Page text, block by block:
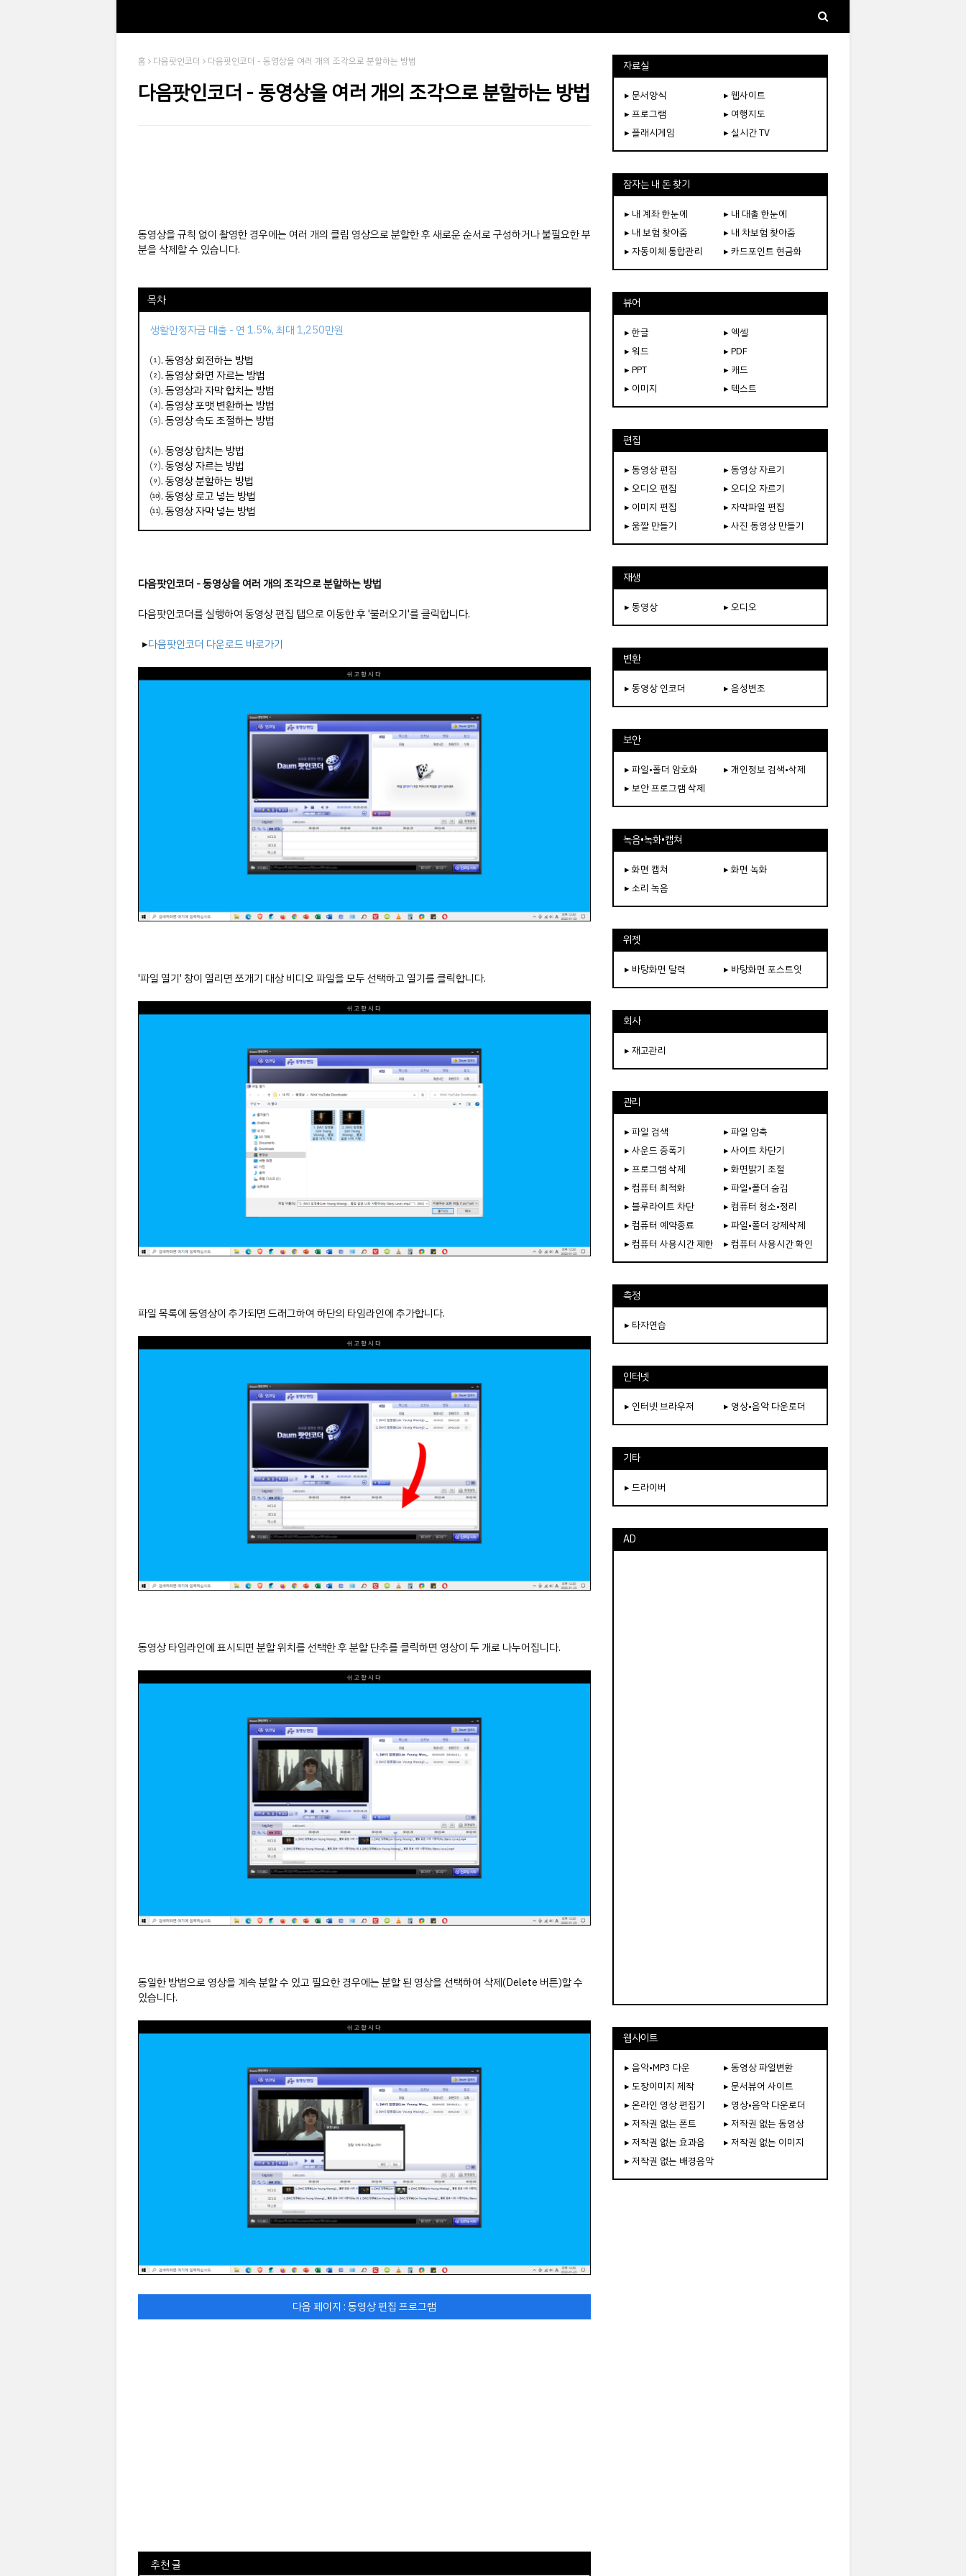
홈 다음팟인코더 다음팟인코더 - 동영상을 여러 개의 조각으로 분할하는 방법
다음팟인코더 - 동영상을 여러 개의 조각으로 분할하는 방법
동영상을 규칙 없이 촬영한 경우에는 여러 개의 클립 영상으로 분할한 후 새로운 순서로 구성하거나 불필요한 부
분을 삭제할 수 있습니다.
목차
생활안정자금 대출 - 연 1.5%, 최대 1,250만원
⑴.동영상 회전하는 방법
⑵.동영상 화면 자르는 방법
⑶.동영상과 자막 합치는 방법
⑷.동영상 포맷 변환하는 방법
⑸.동영상 속도 조절하는 방법
⑹.동영상 합치는 방법
⑺.동영상 자르는 방법
⑼.동영상 분할하는 방법
⑽.동영상 로고 넣는 방법
⑾.동영상 자막 넣는 방법
다음팟인코더 - 동영상을 여러 개의 조각으로 분할하는 방법
다음팟인코더를 실행하여 동영상 편집 탭으로 이동한 후 '불러오기'를 클릭합니다.
▸다음팟인코더 다운로드 바로가기
'파일 열기' 창이 열리면 쪼개기 대상 비디오 파일을 모두 선택하고 열기를 클릭합니다.
파일 목록에 동영상이 추가되면 드래그하여 하단의 타임라인에 추가합니다.
동영상 타임라인에 표시되면 분할 위치를 선택한 후 분할 단추를 클릭하면 영상이 두 개로 나누어집니다.
동일한 방법으로 영상을 계속 분할 수 있고 필요한 경우에는 분할 된 영상을 선택하여 삭제(Delete 버튼)할 수
있습니다.
다음 페이지 : 동영상 편집 프로그램
⠀추천 글
자료실
▸ 문서양식
▸ 웹사이트
▸ 프로그램
▸ 여행지도
▸ 플래시게임
▸ 실시간 TV
잠자는 내 돈 찾기
▸ 내 계좌 한눈에
▸ 내 대출 한눈에
▸ 내 보험 찾아줌
▸ 내 차보험 찾아줌
▸ 자동이체 통합관리
▸ 카드포인트 현금화
뷰어
▸ 한글
▸ 엑셀
▸ 워드
▸ PDF
▸ PPT
▸ 캐드
▸ 이미지
▸ 텍스트
편집
▸ 동영상 편집
▸ 동영상 자르기
▸ 오디오 편집
▸ 오디오 자르기
▸ 이미지 편집
▸ 자막파일 편집
▸ 움짤 만들기
▸ 사진 동영상 만들기
재생
▸ 동영상 ▸ 오디오
변환
▸ 동영상 인코더 ▸ 음성변조
보안
▸ 파일•폴더 암호화
▸ 개인정보 검색•삭제
▸ 보안 프로그램 삭제
녹음•녹화•캡쳐
▸ 화면 캡쳐
▸ 화면 녹화
▸ 소리 녹음
위젯
▸ 바탕화면 달력 ▸ 바탕화면 포스트잇
회사
▸ 재고관리
관리
▸ 파일 검색
▸ 파일 압축
▸ 사운드 증폭기
▸ 사이트 차단기
▸ 프로그램 삭제
▸ 화면밝기 조절
▸ 컴퓨터 최적화
▸ 파일•폴더 숨김
▸ 블루라이트 차단
▸ 컴퓨터 청소•정리
▸ 컴퓨터 예약종료
▸ 파일•폴더 강제삭제
▸ 컴퓨터 사용시간 제한
▸ 컴퓨터 사용시간 확인
측정
▸ 타자연습
인터넷
▸ 인터넷 브라우저 ▸ 영상•음악 다운로더
기타
▸ 드라이버
AD
웹사이트
▸ 음악•MP3 다운
▸ 동영상 파일변환
▸ 도장이미지 제작
▸ 문서뷰어 사이트
▸ 온라인 영상 편집기
▸ 영상•음악 다운로더
▸ 저작권 없는 폰트
▸ 저작권 없는 동영상
▸ 저작권 없는 효과음
▸ 저작권 없는 이미지
▸ 저작권 없는 배경음악